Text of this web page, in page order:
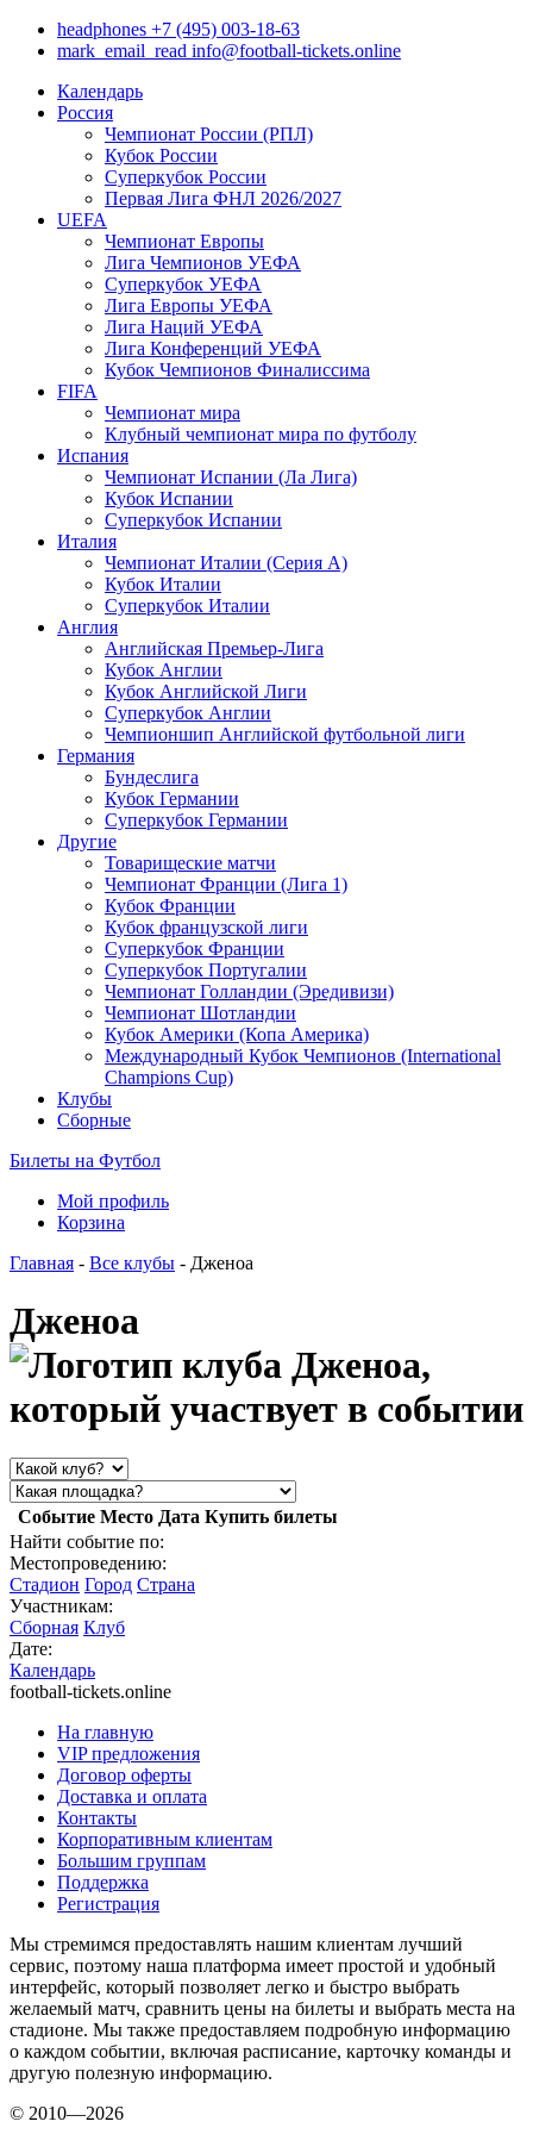
headphones +7 (495) 003-18-63
mark_email_read info@football-tickets.online
Календарь
Россия
Чемпионат России (РПЛ)
Кубок России
Суперкубок России
Первая Лига ФНЛ 2026/2027
UEFA
Чемпионат Европы
Лига Чемпионов УЕФА
Суперкубок УЕФА
Лига Европы УЕФА
Лига Наций УЕФА
Лига Конференций УЕФА
Кубок Чемпионов Финалиссима
FIFA
Чемпионат мира
Клубный чемпионат мира по футболу
Испания
Чемпионат Испании (Ла Лига)
Кубок Испании
Суперкубок Испании
Италия
Чемпионат Италии (Серия А)
Кубок Италии
Суперкубок Италии
Англия
Английская Премьер-Лига
Кубок Англии
Кубок Английской Лиги
Суперкубок Англии
Чемпионшип Английской футбольной лиги
Германия
Бундеслига
Кубок Германии
Суперкубок Германии
Другие
Товарищеские матчи
Чемпионат Франции (Лига 1)
Кубок Франции
Кубок французской лиги
Суперкубок Франции
Суперкубок Португалии
Чемпионат Голландии (Эредивизи)
Чемпионат Шотландии
Кубок Америки (Копа Америка)
Международный Кубок Чемпионов (International
Champions Cup)
Клубы
Сборные
Билеты на Футбол
Мой профиль
Корзина
Главная - Все клубы - Дженоа
Дженоа
Событие Место Дата Купить билеты
Найти событие по:
Местопроведению:
Стадион Город Страна
Участникам:
Сборная Клуб
Дате:
Календарь
football-tickets.online
На главную
VIP предложения
Договор оферты
Доставка и оплата
Контакты
Корпоративным клиентам
Большим группам
Поддержка
Регистрация
Мы стремимся предоставлять нашим клиентам лучший
сервис, поэтому наша платформа имеет простой и удобный
интерфейс, который позволяет легко и быстро выбрать
желаемый матч, сравнить цены на билеты и выбрать места на
стадионе. Мы также предоставляем подробную информацию
о каждом событии, включая расписание, карточку команды и
другую полезную информацию.
© 2010—2026